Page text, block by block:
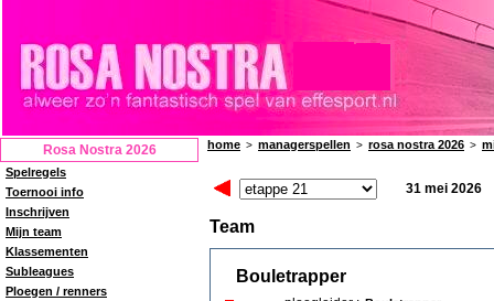
Rosa Nostra 2026
Spelregels
Toernooi info
Inschrijven
Mijn team
Klassementen
Subleagues
Ploegen / renners
home > managerspellen > rosa nostra 2026 >
31 mei 2026
Team
Bouletrapper